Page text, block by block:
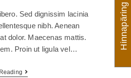
Sed dignissim lacinia
nibh. Aenean
dolor. Maecenas mattis.
Proin ut ligula vel…
Hinnapäring